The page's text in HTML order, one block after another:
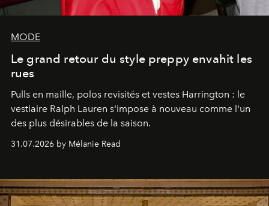
MODE
Le grand retour du style preppy envahit les
rues
Pulls en maille, polos revisités et vestes Harrington : le
vestiaire Ralph Lauren s'impose à nouveau comme l'un
des plus désirables de la saison.
31.07.2026 by Mélanie Read